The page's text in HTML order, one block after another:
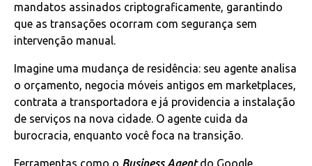
mandatos assinados criptograficamente, garantindo
que as transações ocorram com segurança sem
intervenção manual.
Imagine uma mudança de residência: seu agente analisa
o orçamento, negocia móveis antigos em marketplaces,
contrata a transportadora e já providencia a instalação
de serviços na nova cidade. O agente cuida da
burocracia, enquanto você foca na transição.
Ferramentas como o Business Agentdo Google